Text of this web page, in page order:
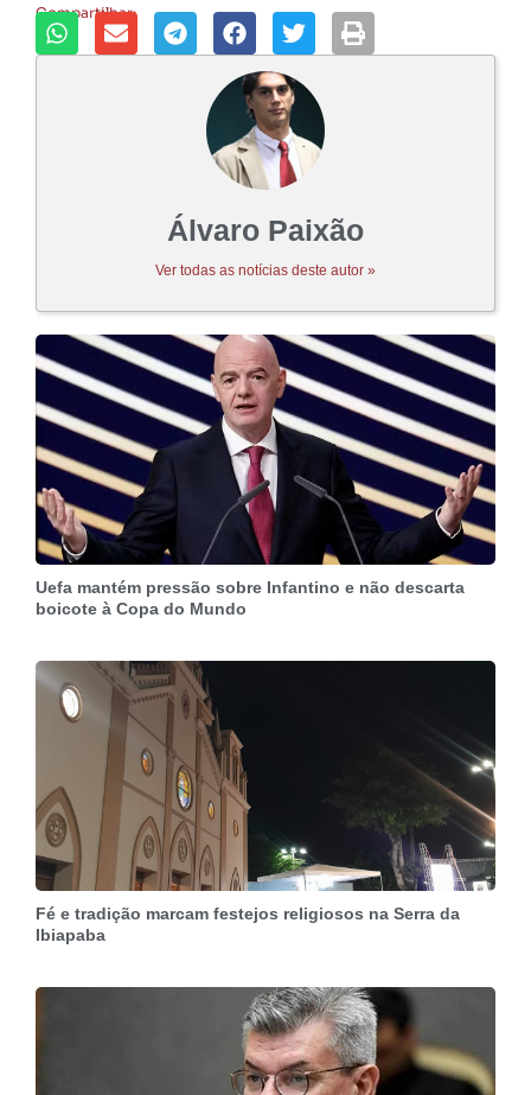
Compartilhar:
Álvaro Paixão
Ver todas as notícias deste autor »
Uefa mantém pressão sobre Infantino e não descarta
boicote à Copa do Mundo
Fé e tradição marcam festejos religiosos na Serra da
Ibiapaba